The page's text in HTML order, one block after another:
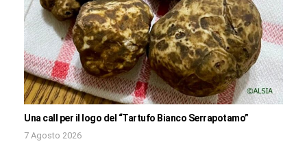
Una call per il logo del “Tartufo Bianco Serrapotamo”
7 Agosto 2026